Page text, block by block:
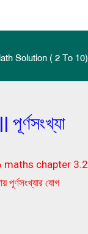
Solution ( 2 To 10)
maths chapter 3.2
পূর্ণসংখ্যার যোগ